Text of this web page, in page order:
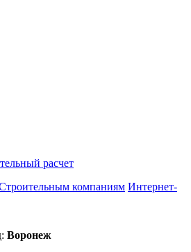
расчет
компаниям Интернет-
Воронеж